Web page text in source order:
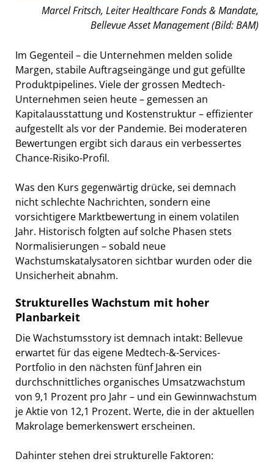
Marcel Fritsch, Leiter Healthcare Fonds & Mandate,
Bellevue Asset Management (Bild: BAM)
Im Gegenteil – die Unternehmen melden solide
Margen, stabile Auftragseingänge und gut gefüllte
Produktpipelines. Viele der grossen Medtech-
Unternehmen seien heute – gemessen an
Kapitalausstattung und Kostenstruktur – effizienter
aufgestellt als vor der Pandemie. Bei moderateren
Bewertungen ergibt sich daraus ein verbessertes
Chance-Risiko-Profil.
Was den Kurs gegenwärtig drücke, sei demnach
nicht schlechte Nachrichten, sondern eine
vorsichtigere Marktbewertung in einem volatilen
Jahr. Historisch folgten auf solche Phasen stets
Normalisierungen – sobald neue
Wachstumskatalysatoren sichtbar wurden oder die
Unsicherheit abnahm.
Strukturelles Wachstum mit hoher
Planbarkeit
Die Wachstumsstory ist demnach intakt: Bellevue
erwartet für das eigene Medtech-&-Services-
Portfolio in den nächsten fünf Jahren ein
durchschnittliches organisches Umsatzwachstum
von 9,1 Prozent pro Jahr – und ein Gewinnwachstum
je Aktie von 12,1 Prozent. Werte, die in der aktuellen
Makrolage bemerkenswert erscheinen.
Dahinter stehen drei strukturelle Faktoren: